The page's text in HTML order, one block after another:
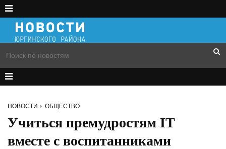
НОВОСТИ ОБЩЕСТВО
Учиться премудростям IT
вместе с воспитанниками